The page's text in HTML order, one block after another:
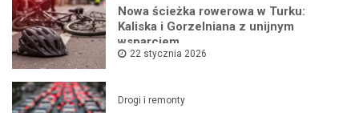
Nowa ścieżka rowerowa w Turku:
Kaliska i Gorzelniana z unijnym
wsparciem
22 stycznia 2026
Drogi i remonty